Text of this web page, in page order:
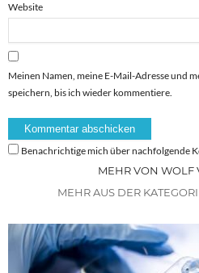
Website
Meinen Namen, meine E-Mail-Adresse und
speichern, bis ich wieder kommentiere.
Benachrichtige mich über nachfolgende
MEHR VON WOLF
MEHR AUS DER